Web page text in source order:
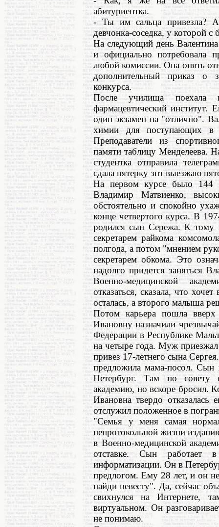
абитуриентка.
- Ты им сальца привезла?
девчонка-соседка, у которой
На следующий день
и официально потребовала
любой комиссии. Она опять
дополнительный приказ о
конкурса.
После училища поехала
фармацевтический
один экзамен на "отлично".
химии для поступающих в
Преподаватели из
памяти таблицу Менделеева.
студентка отправила
сдала пятерку зпт выезжаю
На первом курсе было 144
Владимир Матвиенко,
обстоятельно и спокойно
конце четвертого курса. В
родился сын Сережа. К тому
секретарем райкома
полгода, а потом "мнением
секретарем обкома. Это
надолго придется заняться
Военно-медицинской
отказаться, сказала, что
осталась, а второго малыша
Потом карьера пошла
Ивановну назначили
Федерации в Республике
на четыре года. Муж
привез 17-летнего сына
предложила мама-посол. Сын
Петербург. Там по совету
академию, но вскоре бросил.
Ивановна твердо
отслужил положенное в
"Семья у меня самая
непротокольной жизни
в Военно-медицинской
отставке. Сын работает
информатизации. Он в
предлогом. Ему 28 лет, и он
найди невесту". Да, сейчас
свихнулся на Интернете,
виртуальном. Он
не понимаю.